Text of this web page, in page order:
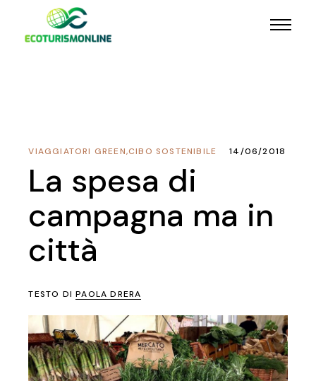
CIBO SOSTENIBILE
,
VIAGGIATORI GREEN 14/06/2018
La spesa di
campagna ma in
città
TESTO DIPAOLA DRERA